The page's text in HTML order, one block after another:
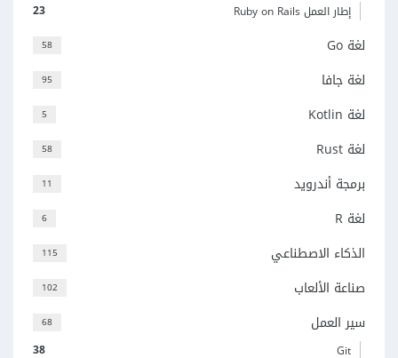
23 إطار العمل Ruby on Rails
58 لغة Go
95 لغة جافا
5 لغة Kotlin
58 لغة Rust
11 برمجة أندرويد
6 لغة R
115 الذكاء الاصطناعي
102 صناعة الألعاب
68 سير العمل
38 Git